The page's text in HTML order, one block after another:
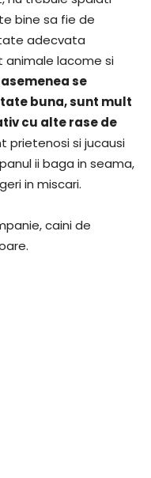
bine sa fie de
adecvata
animale lacome si
asemenea se
buna, sunt mult
cu alte rase de
prietenosi si jucausi
ii baga in seama,
in miscari.
caini de